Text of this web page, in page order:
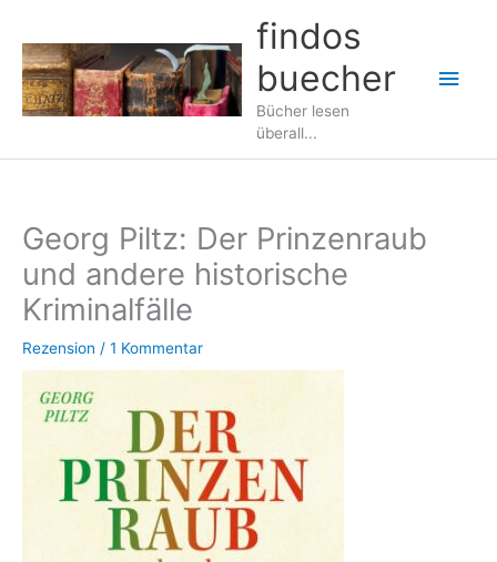
Inhalt
springen
findos
buecher
Bücher lesen
überall...
Georg Piltz: Der Prinzenraub
und andere historische
Kriminalfälle
Rezension / 1 Kommentar